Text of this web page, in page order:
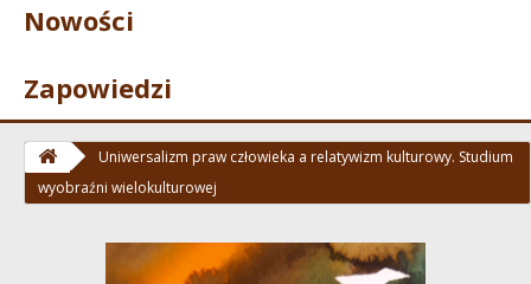
Nowości
Zapowiedzi
Uniwersalizm praw człowieka a relatywizm kulturowy. Studium
wyobraźni wielokulturowej